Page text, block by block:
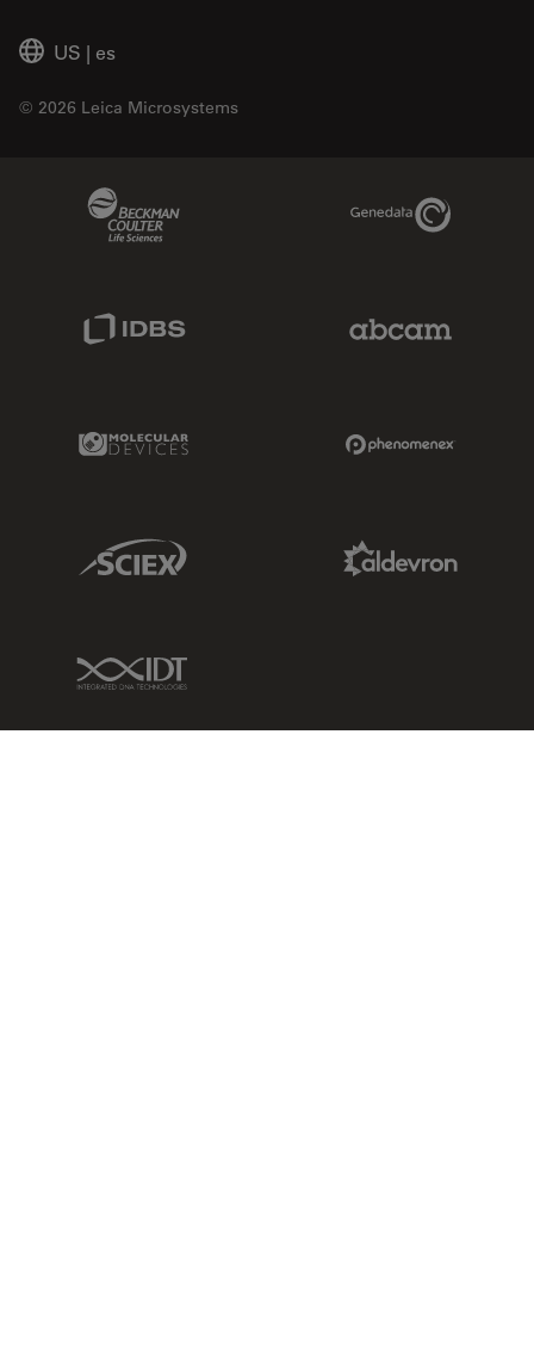
US | es
© 2026 Leica Microsystems
Genedata Link
Molecular Devices Link
Sciex Link
IDT Link